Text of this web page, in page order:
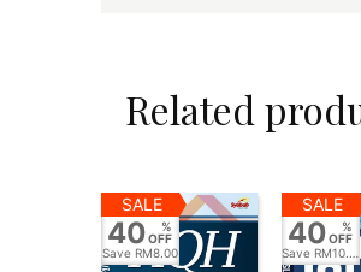
Related
SALE
40
%
OFF
Save RM8.00
SALE
40
%
OFF
Save RM10.00